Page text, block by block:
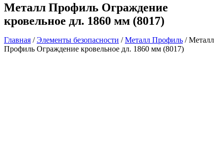
Металл Профиль Ограждение
кровельное дл. 1860 мм (8017)
Главная /Элементы безопасности /Металл Профиль / Металл
Профиль Ограждение кровельное дл. 1860 мм (8017)